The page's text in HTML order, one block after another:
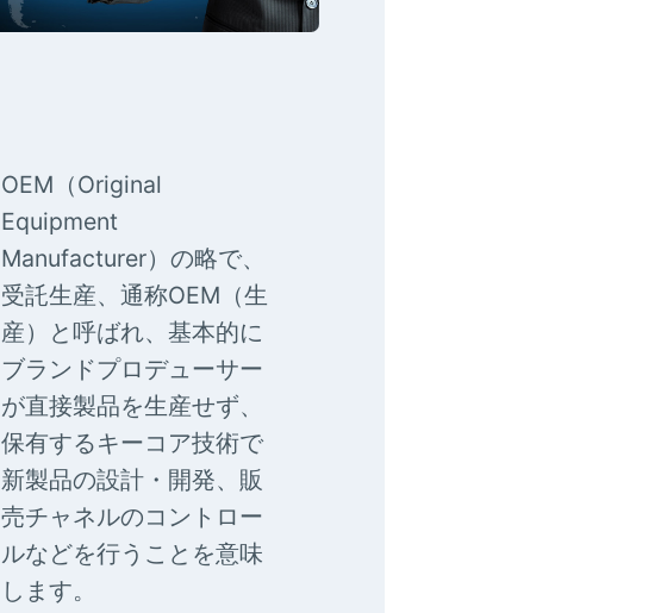
OEM（Original
Equipment
Manufacturer）の略で、
受託生産、通称OEM（生
産）と呼ばれ、基本的に
ブランドプロデューサー
が直接製品を生産せず、
保有するキーコア技術で
新製品の設計・開発、販
売チャネルのコントロー
ルなどを行うことを意味
します。